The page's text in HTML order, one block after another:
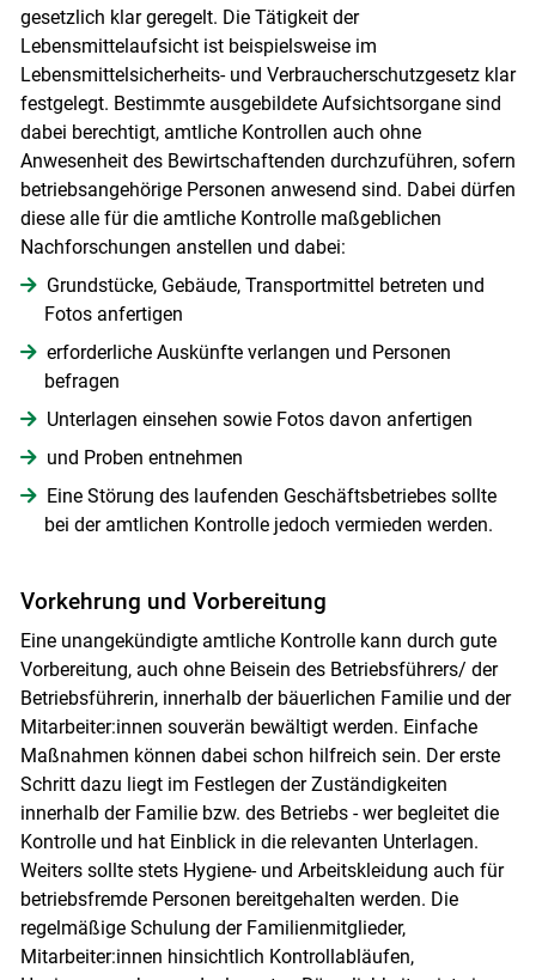
gesetzlich klar geregelt. Die Tätigkeit der
Lebensmittelaufsicht ist beispielsweise im
Lebensmittelsicherheits- und Verbraucherschutzgesetz klar
festgelegt. Bestimmte ausgebildete Aufsichtsorgane sind
dabei berechtigt, amtliche Kontrollen auch ohne
Anwesenheit des Bewirtschaftenden durchzuführen, sofern
betriebsangehörige Personen anwesend sind. Dabei dürfen
diese alle für die amtliche Kontrolle maßgeblichen
Nachforschungen anstellen und dabei:
Grundstücke, Gebäude, Transportmittel betreten und
Fotos anfertigen
erforderliche Auskünfte verlangen und Personen
befragen
Unterlagen einsehen sowie Fotos davon anfertigen
und Proben entnehmen
Eine Störung des laufenden Geschäftsbetriebes sollte
bei der amtlichen Kontrolle jedoch vermieden werden.
Vorkehrung und Vorbereitung
Eine unangekündigte amtliche Kontrolle kann durch gute
Vorbereitung, auch ohne Beisein des Betriebsführers/ der
Betriebsführerin, innerhalb der bäuerlichen Familie und der
Mitarbeiter:innen souverän bewältigt werden. Einfache
Maßnahmen können dabei schon hilfreich sein. Der erste
Schritt dazu liegt im Festlegen der Zuständigkeiten
innerhalb der Familie bzw. des Betriebs - wer begleitet die
Kontrolle und hat Einblick in die relevanten Unterlagen.
Weiters sollte stets Hygiene- und Arbeitskleidung auch für
betriebsfremde Personen bereitgehalten werden. Die
regelmäßige Schulung der Familienmitglieder,
Mitarbeiter:innen hinsichtlich Kontrollabläufen,